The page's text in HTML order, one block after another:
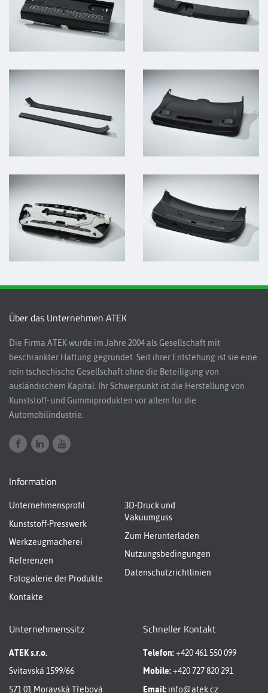
Über das Unternehmen ATEK
Die Firma ATEK wurde im Jahre 2004 als Gesellschaft mit
beschränkter Haftung gegründet. Seit ihrer Entstehung ist sie eine
rein tschechische Gesellschaft ohne die Beteiligung von
ausländischem Kapital. Ihr Schwerpunkt ist die Herstellung von
Kunststoff- und Gummiprodukten vor allem für die
Automobilindustrie.
Information
Unternehmensprofil
Kunststoff-Presswerk
Werkzeugmacherei
Referenzen
Fotogalerie der Produkte
Kontakte
3D-Druck und
Vakuumguss
Zum Herunterladen
Nutzungsbedingungen
Datenschutzrichtlinien
Unternehmenssitz
ATEK s.r.o.
Svitavská 1599/66
571 01 Moravská Třebová
Schneller Kontakt
Telefon:+420 461 550 099
Mobile:+420 727 820 291
Email: info@atek.cz